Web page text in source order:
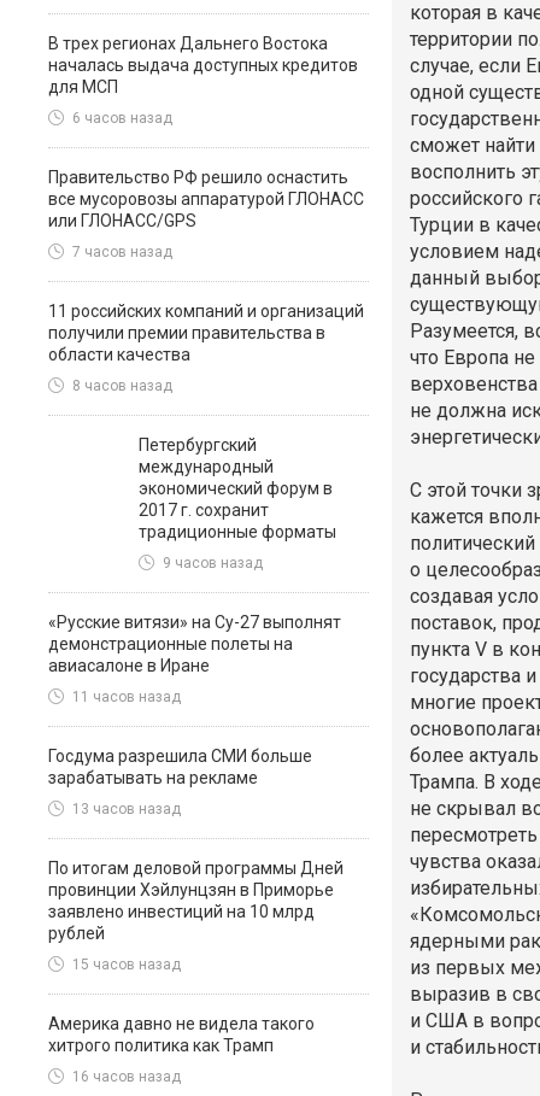
В трех регионах Дальнего Востока
началась выдача доступных кредитов
для МСП
6 часов назад
Правительство РФ решило оснастить
все мусоровозы аппаратурой ГЛОНАСС
или ГЛОНАСС/GPS
7 часов назад
11 российских компаний и организаций
получили премии правительства в
области качества
8 часов назад
Петербургский
международный
экономический форум в
2017 г. сохранит
традиционные форматы
9 часов назад
«Русские витязи» на Су-27 выполнят
демонстрационные полеты на
авиасалоне в Иране
11 часов назад
Госдума разрешила СМИ больше
зарабатывать на рекламе
13 часов назад
По итогам деловой программы Дней
провинции Хэйлунцзян в Приморье
заявлено инвестиций на 10 млрд
рублей
15 часов назад
Америка давно не видела такого
хитрого политика как Трамп
16 часов назад
которая в
территории
случае, если
одной
сможет
восполнить
российского
Турции в
условием
данный
Разумеется,
что Европа
не должна
С этой точки
кажется
о
создавая
поставок,
пункта V в
государства
многие
более
Трампа. В
не скрывал
чувства
ядерными
из первых
выразив в
и США в
и